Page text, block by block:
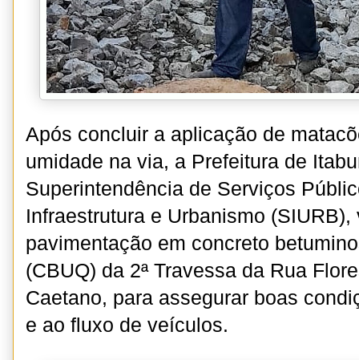
Após concluir a aplicação de
umidade na via, a Prefeitura de
Superintendência de Serviços
Infraestrutura e Urbanismo
pavimentação em concreto
(CBUQ) da 2ª Travessa da Rua
Caetano, para assegurar boas
e ao fluxo de veículos.